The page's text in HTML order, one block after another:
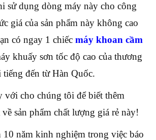
sử dụng dòng máy này cho công
giá của sản phẩm này không cao
có ngay 1 chiếc máy khoan cầm
khuấy sơn tốc độ cao của thương
đến từ Hàn Quốc.
với cho chúng tôi để biết thêm
sản phẩm chất lượng giá rẻ này!
năm kinh nghiệm trong việc báo